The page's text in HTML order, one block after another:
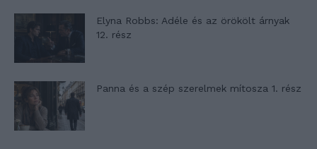
Elyna Robbs: Adéle és az örökölt árnyak
12. rész
Panna és a szép szerelmek mítosza 1. rész